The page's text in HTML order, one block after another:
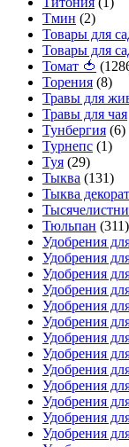
Тмин (2)
Товары для
Товары для
Томат 🍅
Торения (8)
Травы для
Травы для чая
Тунбергия (6)
Турнепс (1)
Туя (29)
Тыква (131)
Тыква
Тюльпан (311)
Удобрения
Удобрения
Удобрения
Удобрения
Удобрения
Удобрения
Удобрения
Удобрения
Удобрения
Удобрения
Удобрения
Удобрения
Удобрения